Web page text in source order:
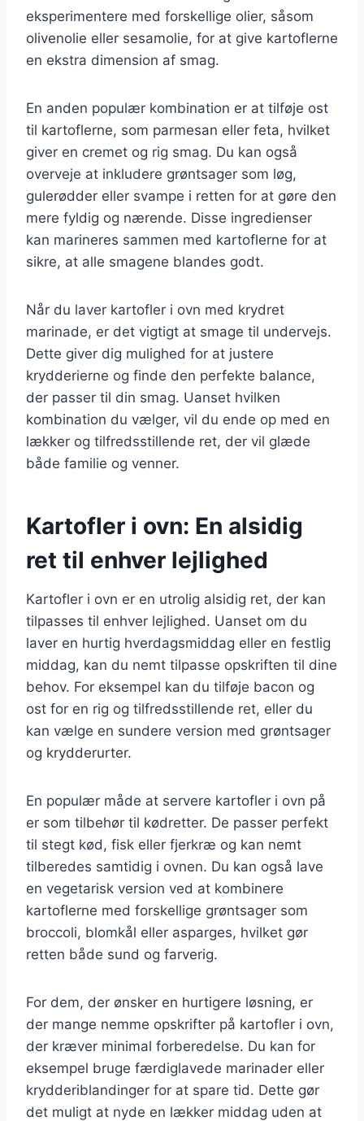
eksperimentere med forskellige olier, såsom
olivenolie eller sesamolie, for at give kartoflerne
en ekstra dimension af smag.
En anden populær kombination er at tilføje ost
til kartoflerne, som parmesan eller feta, hvilket
giver en cremet og rig smag. Du kan også
overveje at inkludere grøntsager som løg,
gulerødder eller svampe i retten for at gøre den
mere fyldig og nærende. Disse ingredienser
kan marineres sammen med kartoflerne for at
sikre, at alle smagene blandes godt.
Når du laver kartofler i ovn med krydret
marinade, er det vigtigt at smage til undervejs.
Dette giver dig mulighed for at justere
krydderierne og finde den perfekte balance,
der passer til din smag. Uanset hvilken
kombination du vælger, vil du ende op med en
lækker og tilfredsstillende ret, der vil glæde
både familie og venner.
Kartofler i ovn: En alsidig
ret til enhver lejlighed
Kartofler i ovn er en utrolig alsidig ret, der kan
tilpasses til enhver lejlighed. Uanset om du
laver en hurtig hverdagsmiddag eller en festlig
middag, kan du nemt tilpasse opskriften til dine
behov. For eksempel kan du tilføje bacon og
ost for en rig og tilfredsstillende ret, eller du
kan vælge en sundere version med grøntsager
og krydderurter.
En populær måde at servere kartofler i ovn på
er som tilbehør til kødretter. De passer perfekt
til stegt kød, fisk eller fjerkræ og kan nemt
tilberedes samtidig i ovnen. Du kan også lave
en vegetarisk version ved at kombinere
kartoflerne med forskellige grøntsager som
broccoli, blomkål eller asparges, hvilket gør
retten både sund og farverig.
For dem, der ønsker en hurtigere løsning, er
der mange nemme opskrifter på kartofler i ovn,
der kræver minimal forberedelse. Du kan for
eksempel bruge færdiglavede marinader eller
krydderiblandinger for at spare tid. Dette gør
det muligt at nyde en lækker middag uden at